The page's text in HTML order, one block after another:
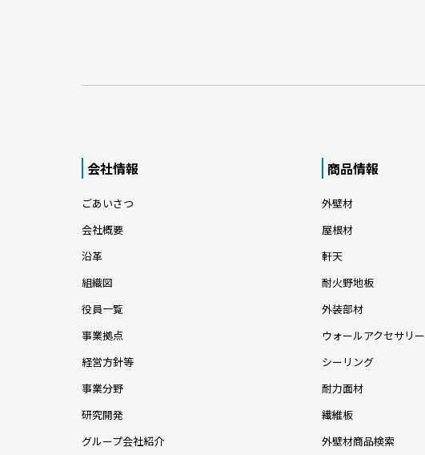
会社情報
ごあいさつ
会社概要
沿革
組織図
役員一覧
事業拠点
経営方針等
事業分野
研究開発
グループ会社紹介
商品情報
外壁材
屋根材
軒天
耐火野地板
外装部材
ウォールアクセサリー
シーリング
耐力面材
繊維板
外壁材商品検索